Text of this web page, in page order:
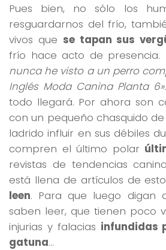
Pues bien, no sólo los
resguardarnos del frío,
vivos que se tapan sus
frío hace acto de presencia.
nunca he visto a un perro
Inglés Moda Canina Planta 6»
todo llegará. Por ahora son
con un pequeño chasquido
ladrido influir en sus débiles
compren el último polar
revistas de tendencias
está llena de artículos de
leen. Para que luego digan
saben leer, que tienen poco
injurias y falacias infundidas
gatuna…